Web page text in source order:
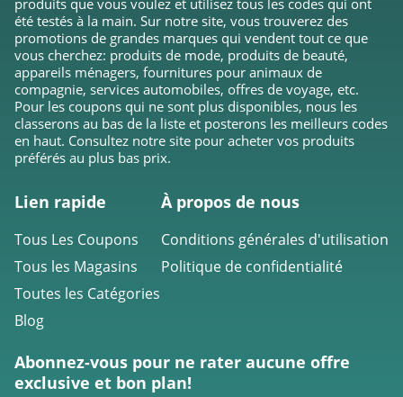
été testés à la main. Sur notre site, vous trouverez des
promotions de grandes marques qui vendent tout ce que
vous cherchez: produits de mode, produits de beauté,
appareils ménagers, fournitures pour animaux de
compagnie, services automobiles, offres de voyage, etc.
Pour les coupons qui ne sont plus disponibles, nous les
classerons au bas de la liste et posterons les meilleurs codes
en haut. Consultez notre site pour acheter vos produits
préférés au plus bas prix.
Lien rapide
Tous Les Coupons
Tous les Magasins
Toutes les Catégories
Blog
À propos de nous
Conditions générales d'utilisation
Politique de confidentialité
Abonnez-vous pour ne rater aucune offre
exclusive et bon plan!